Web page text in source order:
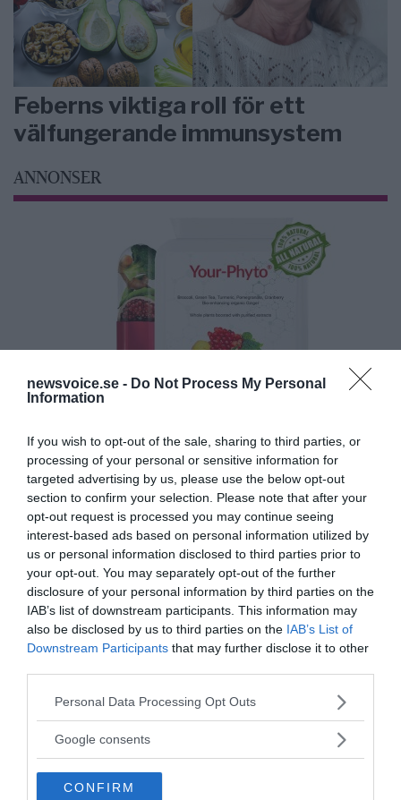
newsvoice.se - Do Not Process My Personal
Information
If you wish to opt-out of the sale, sharing to third parties, or
processing of your personal or sensitive information for
targeted advertising by us, please use the below opt-out
section to confirm your selection. Please note that after your
opt-out request is processed you may continue seeing
interest-based ads based on personal information utilized by
us or personal information disclosed to third parties prior to
your opt-out. You may separately opt-out of the further
disclosure of your personal information by third parties on the
IAB’s list of downstream participants. This information may
also be disclosed by us to third parties on the IAB’s List of
Downstream Participants that may further disclose it to other
Please note that this website/app uses one or more Google
not limited to your visit or usage behaviour. You may click to
use your data for below specified purposes in below Google
consent section.
Personal Data Processing Opt Outs
Google consents
CONFIRM
Feberns viktiga roll för ett
välfungerande immunsystem
ANNONSER